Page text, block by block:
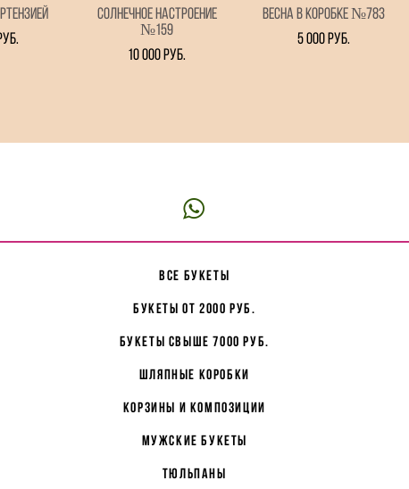
Солнечное настроение
№159
10 000 pуб.
Весна в коробке №783
5 000 pуб.
все букеты
букеты от 2000 руб.
букеты свыше 7000 руб.
Шляпные коробки
корзины и композиции
мужские букеты
Тюльпаны